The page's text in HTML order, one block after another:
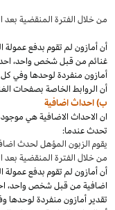
من خلال الفترة المنقضية بعد
أن أمازون لم تقوم بدفع
غنائم من قبل شخصواحد،
أمازون منفردة لوحدها وفي كل
أن الروابط الخاصة بصفحات
ب) احداث اضافية
ان الاحداث الاضافية هي
تحدث عندما:
يقوم الزبون المؤهل لحدث
من خلال الفترة المنقضية بعد
أن أمازون لم تقوم بدفع
اضافية من قبل شخصواحد،
تقدير أمازون منفردة لوحدها